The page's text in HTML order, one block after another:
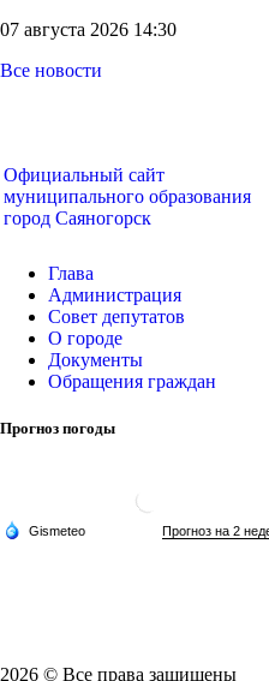
07 августа 2026 14:30
Все новости
Официальный сайт
муниципального образования
город Саяногорск
Глава
Администрация
Совет депутатов
О городе
Документы
Обращения граждан
Прогноз погоды
2026 © Все права защищены